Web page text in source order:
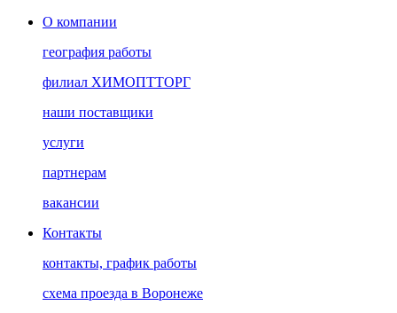
О компании
география работы
филиал ХИМОПТТОРГ
наши поставщики
услуги
партнерам
вакансии
Контакты
контакты, график работы
схема проезда в Воронеже